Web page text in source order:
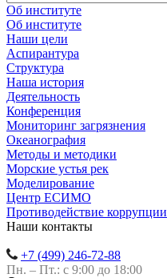
Об институте
Об институте
Наши цели
Аспирантура
Структура
Наша история
Деятельность
Конференция
Мониторинг загрязнения
Океанография
Методы и методики
Морские устья рек
Моделирование
Центр ЕСИМО
Противодействие коррупции
Наши контакты
+7 (499) 246-72-88
Пн. – Пт.: с 9:00 до 18:00